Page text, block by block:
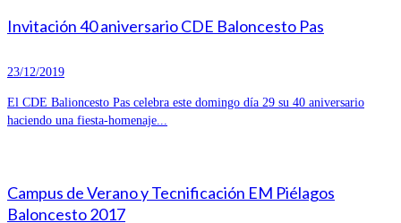
Invitación 40 aniversario CDE Baloncesto Pas
23/12/2019
El CDE Balioncesto Pas celebra este domingo día 29 su 40 aniversario
haciendo una fiesta-homenaje...
Campus de Verano y Tecnificación EM Piélagos
Baloncesto 2017